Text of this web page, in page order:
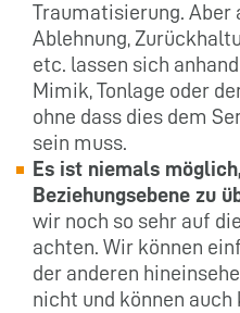
Traumatisierung. Aber
Ablehnung,
etc. lassen sich
Mimik, Tonlage oder
ohne dass dies dem
sein muss.
Es ist niemals
Beziehungsebene zu
wir noch so sehr auf
achten. Wir können
der anderen
nicht und können auch